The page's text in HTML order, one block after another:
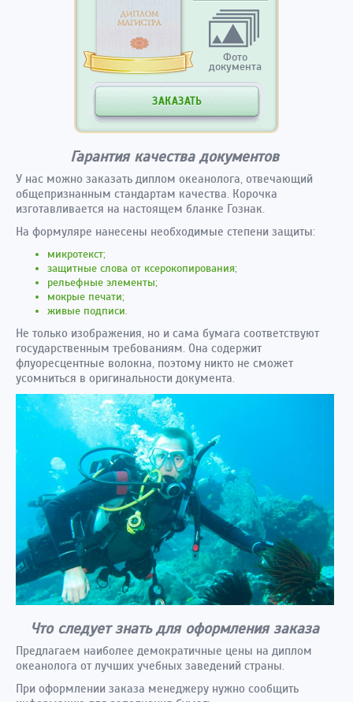
Фото
документа
ЗАКАЗАТЬ
Гарантия качества документов
У нас можно заказать диплом океанолога, отвечающий
общепризнанным стандартам качества. Корочка
изготавливается на настоящем бланке Гознак.
На формуляре нанесены необходимые степени защиты:
микротекст;
защитные слова от ксерокопирования;
рельефные элементы;
мокрые печати;
живые подписи.
Не только изображения, но и сама бумага соответствуют
государственным требованиям. Она содержит
флуоресцентные волокна, поэтому никто не сможет
усомниться в оригинальности документа.
Что следует знать для оформления заказа
Предлагаем наиболее демократичные цены на диплом
океанолога от лучших учебных заведений страны.
При оформлении заказа менеджеру нужно сообщить